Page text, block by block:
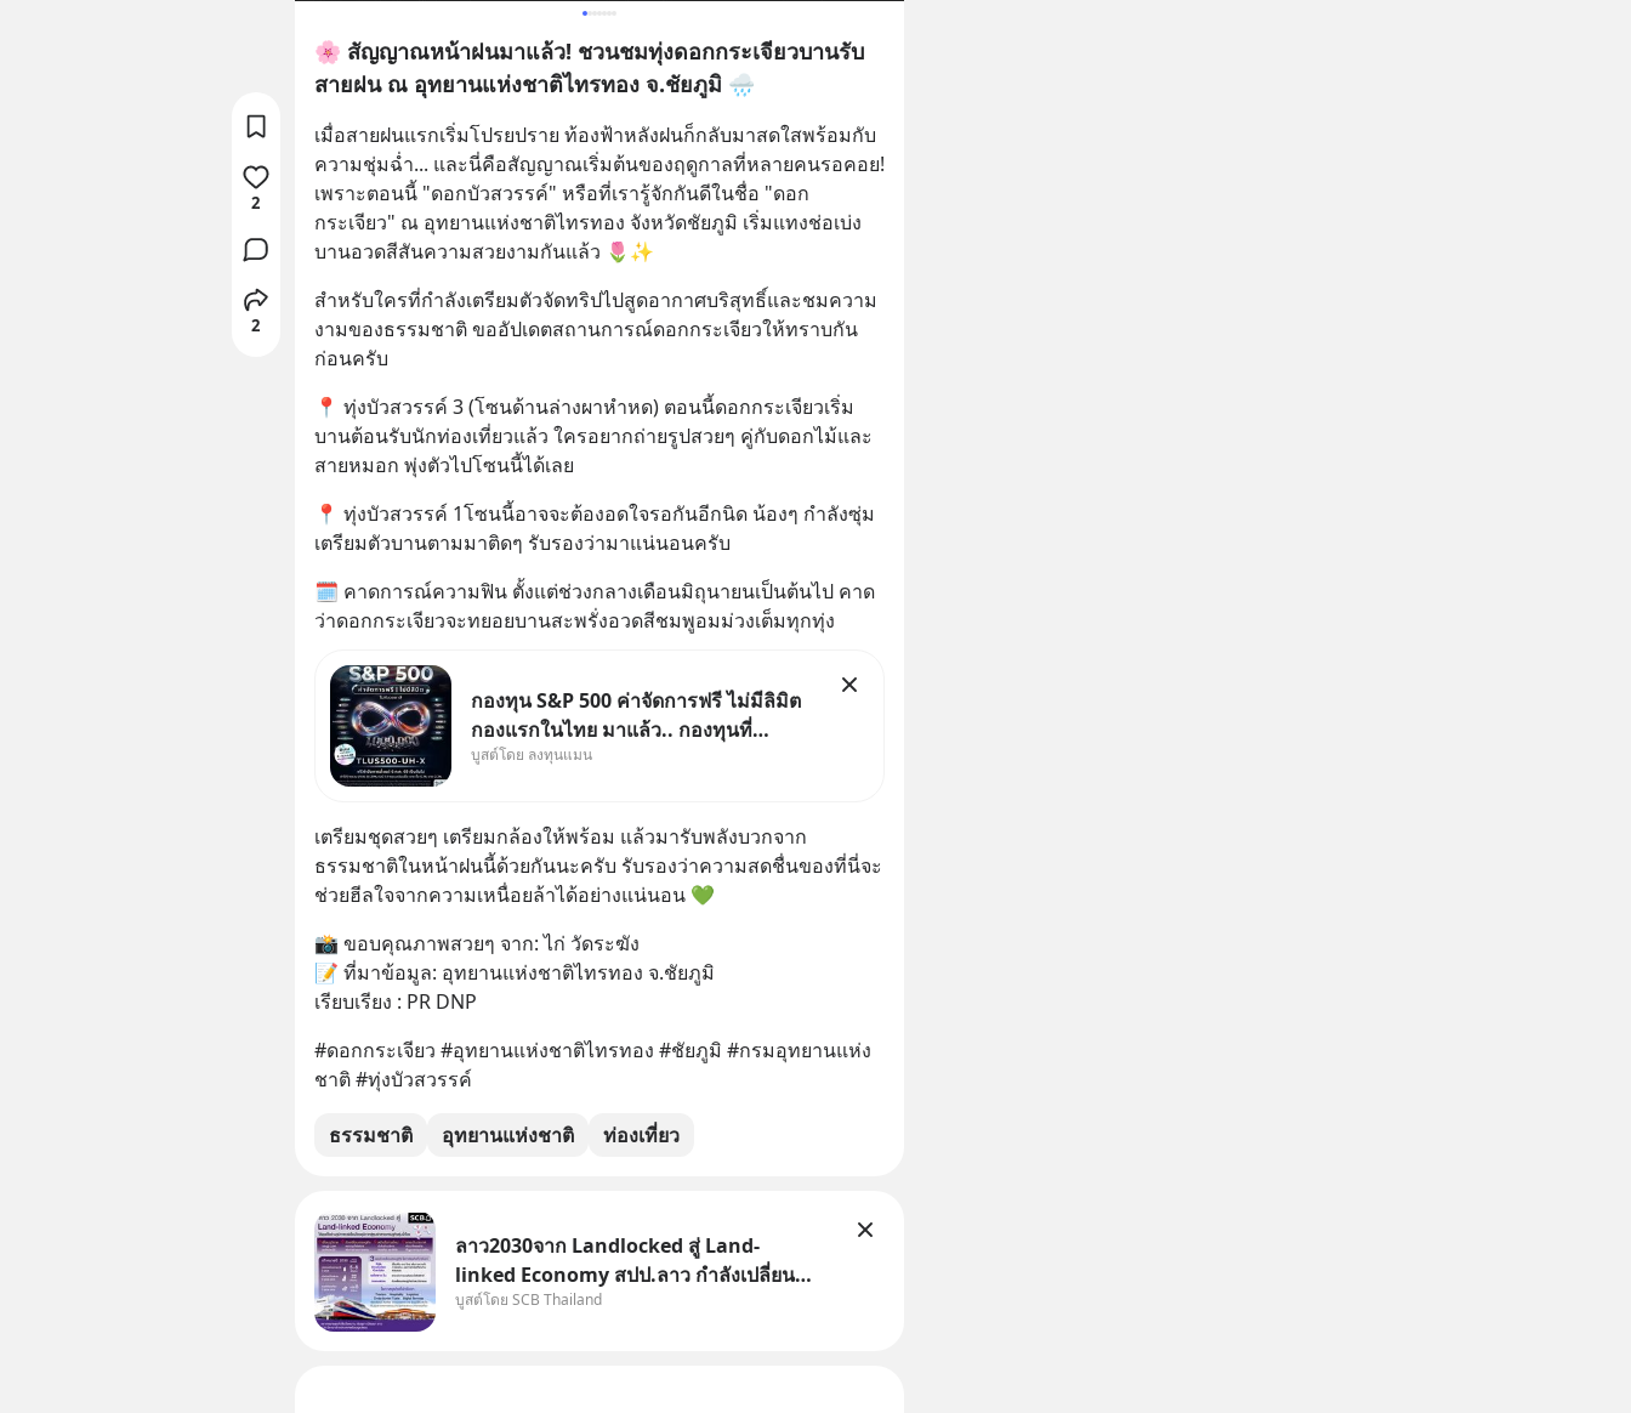
🌸 สัญญาณหน้าฝนมาแล้ว! ชวนชมทุ่งดอกกระเจียวบานรับ
สายฝน ณ อุทยานแห่งชาติไทรทอง จ.ชัยภูมิ 🌧️
​เมื่อสายฝนแรกเริ่มโปรยปราย ท้องฟ้าหลังฝนก็กลับมาสดใสพร้อมกับ
ความชุ่มฉ่ำ... และนี่คือสัญญาณเริ่มต้นของฤดูกาลที่หลายคนรอคอย!
เพราะตอนนี้ "ดอกบัวสวรรค์" หรือที่เรารู้จักกันดีในชื่อ "ดอก
กระเจียว" ณ อุทยานแห่งชาติไทรทอง จังหวัดชัยภูมิ เริ่มแทงช่อเบ่ง
บานอวดสีสันความสวยงามกันแล้ว 🌷✨
​สำหรับใครที่กำลังเตรียมตัวจัดทริปไปสูดอากาศบริสุทธิ์และชมความ
งามของธรรมชาติ ขออัปเดตสถานการณ์ดอกกระเจียวให้ทราบกัน
ก่อนครับ
​📍 ทุ่งบัวสวรรค์ 3 (โซนด้านล่างผาหำหด) ตอนนี้ดอกกระเจียวเริ่ม
บานต้อนรับนักท่องเที่ยวแล้ว ใครอยากถ่ายรูปสวยๆ คู่กับดอกไม้และ
สายหมอก พุ่งตัวไปโซนนี้ได้เลย
​📍 ทุ่งบัวสวรรค์ 1โซนนี้อาจจะต้องอดใจรอกันอีกนิด น้องๆ กำลังซุ่ม
เตรียมตัวบานตามมาติดๆ รับรองว่ามาแน่นอนครับ
​🗓️ คาดการณ์ความฟิน ตั้งแต่ช่วงกลางเดือนมิถุนายนเป็นต้นไป คาด
ว่าดอกกระเจียวจะทยอยบานสะพรั่งอวดสีชมพูอมม่วงเต็มทุกทุ่ง
กองทุน S&P 500 ค่าจัดการฟรี ไม่มีลิมิต
กองแรกในไทย มาแล้ว.. กองทุนที่
ออกแบบมาเพื่อแก้ Pain Point ใหญ่ของ
บูสต์โดย ลงทุนแมน
​เตรียมชุดสวยๆ เตรียมกล้องให้พร้อม แล้วมารับพลังบวกจาก
ธรรมชาติในหน้าฝนนี้ด้วยกันนะครับ รับรองว่าความสดชื่นของที่นี่จะ
ช่วยฮีลใจจากความเหนื่อยล้าได้อย่างแน่นอน 💚
​📸 ขอบคุณภาพสวยๆ จาก: ไก่ วัดระฆัง
📝 ที่มาข้อมูล: อุทยานแห่งชาติไทรทอง จ.ชัยภูมิ
เรียบเรียง : PR DNP
​#ดอกกระเจียว #อุทยานแห่งชาติไทรทอง #ชัยภูมิ #กรมอุทยานแห่ง
ชาติ #ทุ่งบัวสวรรค์
ธรรมชาติ อุทยานแห่งชาติ ท่องเที่ยว
2
2
ลาว2030จาก Landlocked สู่ Land-
linked Economy สปป.ลาว กำลังเปลี่ยน
บทบาทจาก “ประเทศทางผ่าน” สู่ “ศูนย์กลาง
บูสต์โดย SCB Thailand